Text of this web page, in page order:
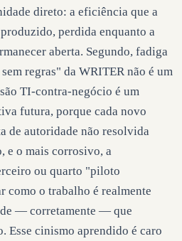
direto: a eficiência que a
perdida enquanto a
aberta. Segundo, fadiga
regras" da WRITER não é um
TI-contra-negócio é um
futura, porque cada novo
de autoridade não resolvida
e o mais corrosivo, a
ou quarto "piloto
como o trabalho é realmente
— corretamente — que
Esse cinismo aprendido é caro